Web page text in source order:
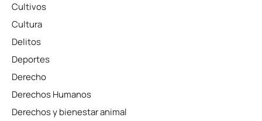
Cultivos
Cultura
Delitos
Deportes
Derecho
Derechos Humanos
Derechos y bienestar animal